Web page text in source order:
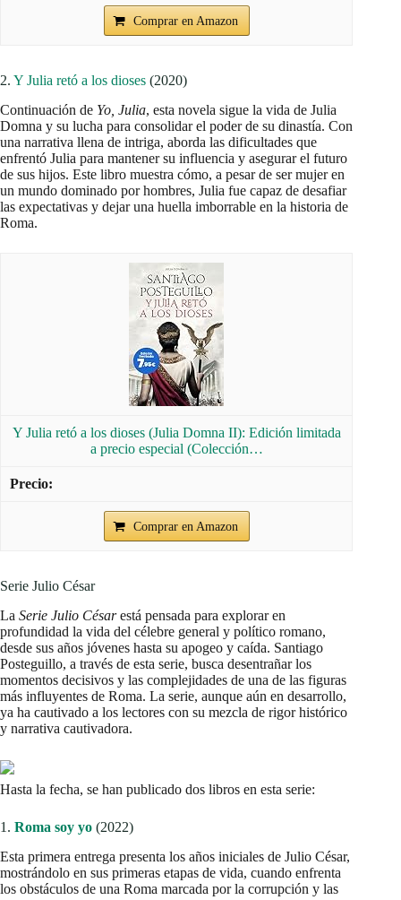
Comprar en Amazon
2. Y Julia retó a los dioses (2020)
Continuación de Yo, Julia, esta novela sigue la vida de Julia
Domna y su lucha para consolidar el poder de su dinastía. Con
una narrativa llena de intriga, aborda las dificultades que
enfrentó Julia para mantener su influencia y asegurar el futuro
de sus hijos. Este libro muestra cómo, a pesar de ser mujer en
un mundo dominado por hombres, Julia fue capaz de desafiar
las expectativas y dejar una huella imborrable en la historia de
Roma.
Y Julia retó a los dioses (Julia Domna II): Edición limitada
a precio especial (Colección…
Comprar en Amazon
Serie Julio César
La Serie Julio Césarestá pensada para explorar en
profundidad la vida del célebre general y político romano,
desde sus años jóvenes hasta su apogeo y caída. Santiago
Posteguillo, a través de esta serie, busca desentrañar los
momentos decisivos y las complejidades de una de las figuras
más influyentes de Roma. La serie, aunque aún en desarrollo,
ya ha cautivado a los lectores con su mezcla de rigor histórico
y narrativa cautivadora.
Hasta la fecha, se han publicado dos libros en esta serie:
1. Roma soy yo (2022)
Esta primera entrega presenta los años iniciales de Julio César,
mostrándolo en sus primeras etapas de vida, cuando enfrenta
los obstáculos de una Roma marcada por la corrupción y las